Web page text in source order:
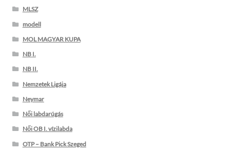
MLSZ
modell
MOL MAGYAR KUPA
NB I.
NB II.
Nemzetek Ligája
Neymar
Női labdarúgás
Női OB I. vízilabda
OTP – Bank Pick Szeged